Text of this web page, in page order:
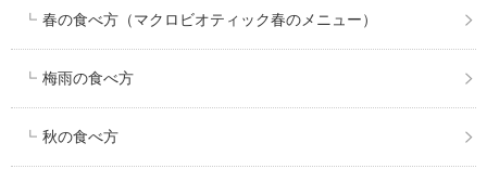
春の食べ方（マクロビオティック春のメニュー）
梅雨の食べ方
秋の食べ方